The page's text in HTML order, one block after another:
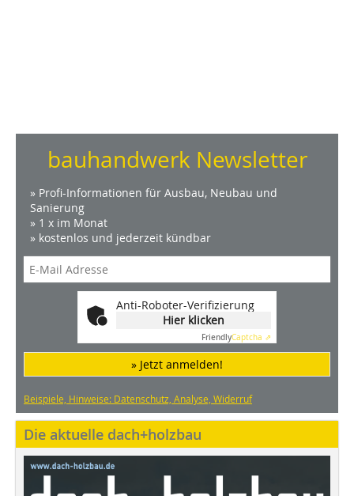
bauhandwerk Newsletter
» Profi-Informationen für Ausbau, Neubau und
Sanierung
» 1 x im Monat
» kostenlos und jederzeit kündbar
Anti-Roboter-Verifizierung
Hier klicken
FriendlyCaptcha ⇗
» Jetzt anmelden!
Beispiele, Hinweise: Datenschutz, Analyse, Widerruf
Die aktuelle dach+holzbau